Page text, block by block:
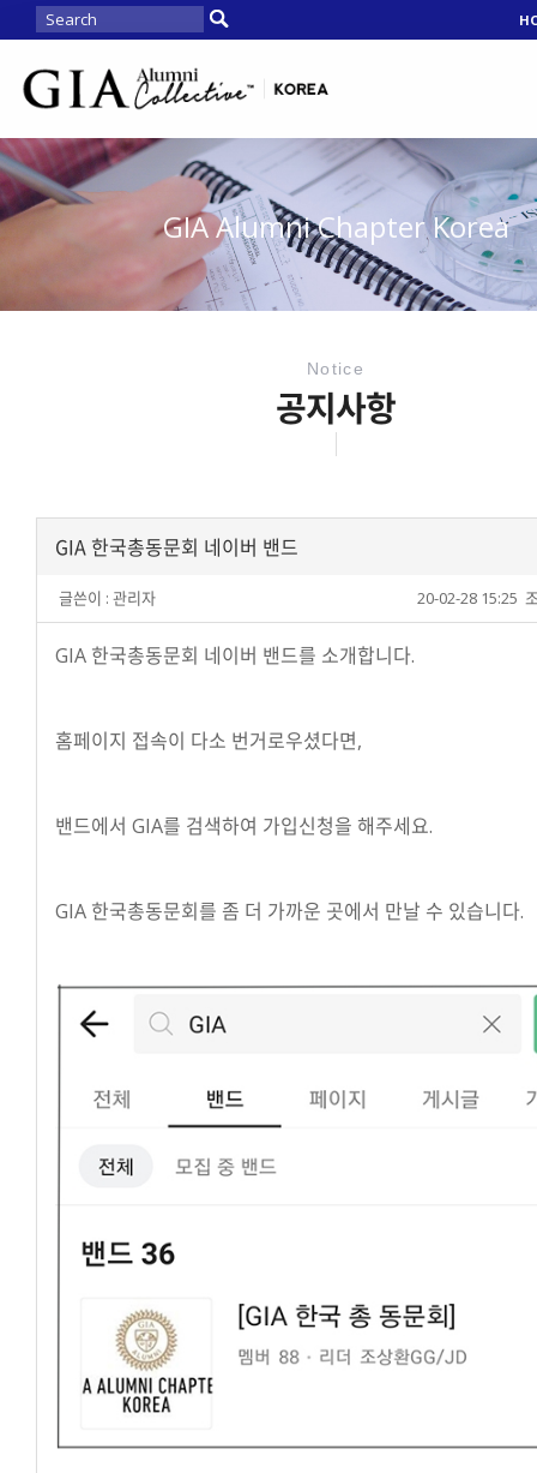
GIA Alumni Chapter Korea
Notice
공지사항
GIA 한국총동문회 네이버 밴드
글쓴이 : 관리자 20-02-28 15:25
GIA 한국총동문회 네이버 밴드를 소개합니다.
홈페이지 접속이 다소 번거로우셨다면,
밴드에서 GIA를 검색하여 가입신청을 해주세요.
GIA 한국총동문회를 좀 더 가까운 곳에서 만날 수 있습니다.